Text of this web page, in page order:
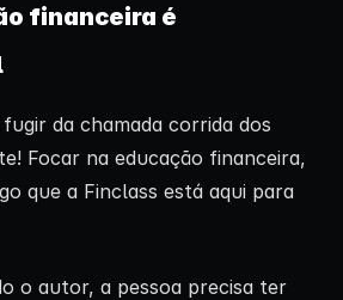
financeira é
da chamada corrida dos
Focar na educação financeira,
que a Finclass está aqui para
o autor, a pessoa precisa ter